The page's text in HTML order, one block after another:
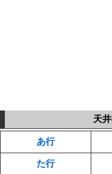
天
あ行
た行